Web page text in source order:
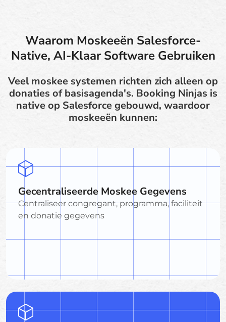
Waarom Moskeeën Salesforce-
Native, AI-Klaar Software Gebruiken
Veel moskee systemen richten zich alleen op
donaties of basisagenda's. Booking Ninjas is
native op Salesforce gebouwd, waardoor
moskeeën kunnen:
Gecentraliseerde Moskee Gegevens
Centraliseer congregant, programma, faciliteit
en donatie gegevens